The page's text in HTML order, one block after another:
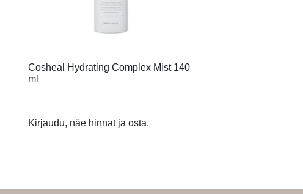
Cosheal Hydrating Complex Mist 140
ml
Kirjaudu, näe hinnat ja osta.